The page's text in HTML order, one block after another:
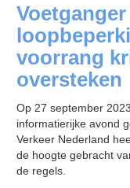
voorrang
oversteken
Op 27 september
informatierijke avond
Verkeer Nederland
de hoogte gebracht
de regels.